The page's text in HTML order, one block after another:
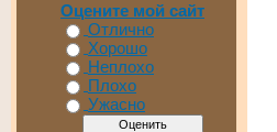
Оцените мой сайт
Отлично
Хорошо
Неплохо
Плохо
Ужасно